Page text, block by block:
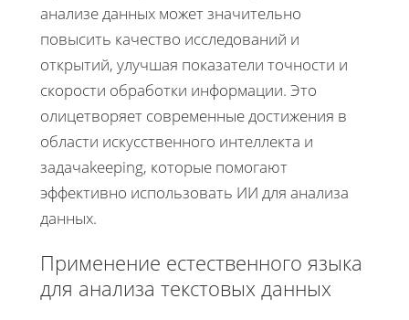
анализе данных может значительно
повысить качество исследований и
открытий, улучшая показатели точности и
скорости обработки информации. Это
олицетворяет современные достижения в
области искусственного интеллекта и
задачakeeping, которые помогают
эффективно использовать ИИ для анализа
данных.
Применение естественного языка
для анализа текстовых данных